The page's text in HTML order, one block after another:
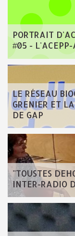
PORTRAIT
#05 -
LE RÉSEAU
GRENIER ET
DE GAP
"TOUSTES
INTER-RADIO